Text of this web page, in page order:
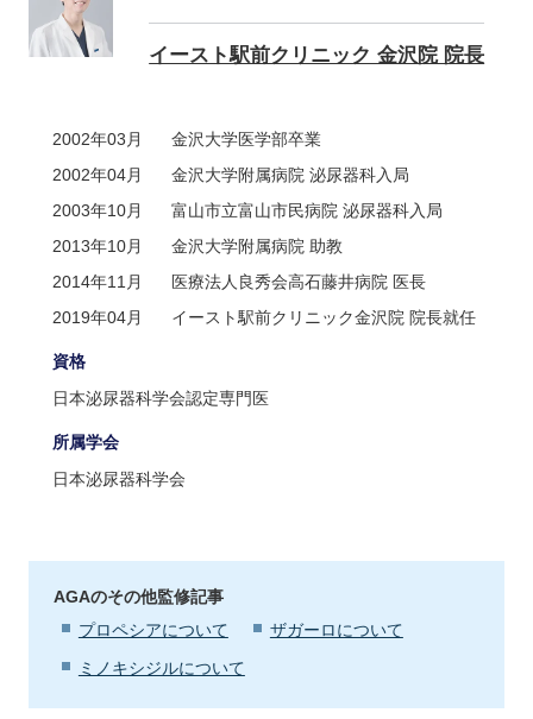
イースト駅前クリニック 金沢院 院長
2002年03月
金沢大学医学部卒業
2002年04月
金沢大学附属病院 泌尿器科入局
2003年10月
富山市立富山市民病院 泌尿器科入局
2013年10月
金沢大学附属病院 助教
2014年11月
医療法人良秀会高石藤井病院 医長
2019年04月
イースト駅前クリニック金沢院 院長就任
資格
日本泌尿器科学会認定専門医
所属学会
日本泌尿器科学会
AGAのその他監修記事
プロペシアについて
ザガーロについて
ミノキシジルについて